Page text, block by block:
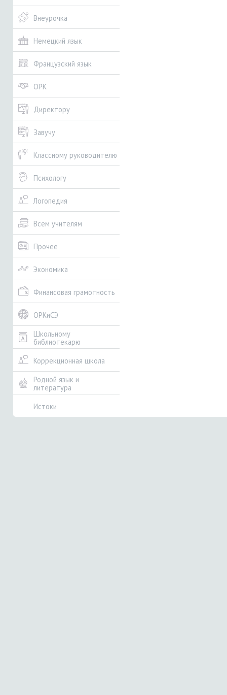
Внеурочка
Немецкий язык
Французский язык
ОРК
Директору
Завучу
Классному руководителю
Психологу
Логопедия
Всем учителям
Прочее
Экономика
Финансовая грамотность
ОРКиСЭ
Школьному
библиотекарю
Коррекционная школа
Родной язык и
литература
Истоки